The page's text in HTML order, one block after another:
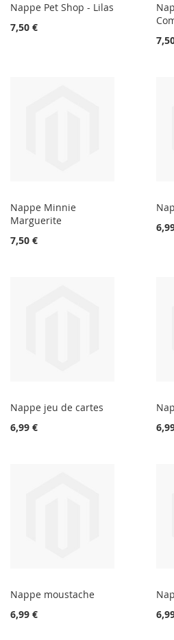
Nappe Pet Shop - Lilas
7,50 €
Nappe Minnie
Marguerite
7,50 €
Nappe jeu de cartes
6,99 €
Nappe moustache
6,99 €